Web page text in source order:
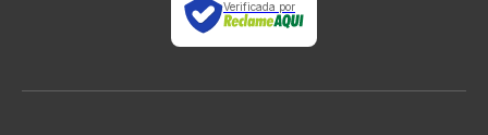
Verificada por